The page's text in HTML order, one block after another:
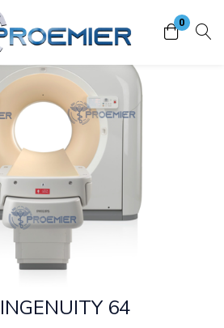
0
password to login.
Lost password?
64